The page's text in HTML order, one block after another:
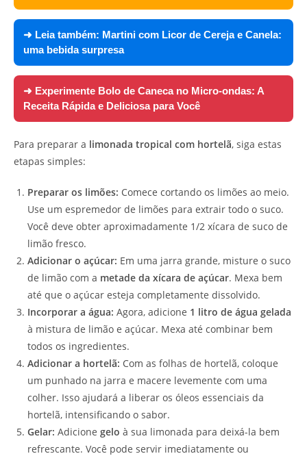
➜ Leia também: Martini com Licor de Cereja e Canela:
uma bebida surpresa
➜ Experimente Bolo de Caneca no Micro-ondas: A
Receita Rápida e Deliciosa para Você
Para preparar a limonada tropical com hortelã, siga estas
etapas simples:
Preparar os limões: Comece cortando os limões ao meio.
Use um espremedor de limões para extrair todo o suco.
Você deve obter aproximadamente 1/2 xícara de suco de
limão fresco.
Adicionar o açúcar: Em uma jarra grande, misture o suco
de limão com a metade da xícara de açúcar. Mexa bem
até que o açúcar esteja completamente dissolvido.
Incorporar a água: Agora, adicione 1 litro de água gelada
à mistura de limão e açúcar. Mexa até combinar bem
todos os ingredientes.
Adicionar a hortelã: Com as folhas de hortelã, coloque
um punhado na jarra e macere levemente com uma
colher. Isso ajudará a liberar os óleos essenciais da
hortelã, intensificando o sabor.
Gelar: Adicione gelo à sua limonada para deixá-la bem
refrescante. Você pode servir imediatamente ou